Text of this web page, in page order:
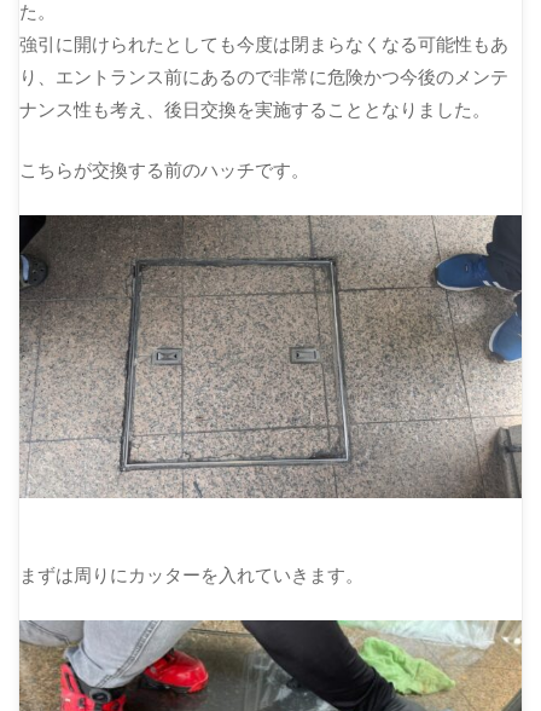
た。
強引に開けられたとしても今度は閉まらなくなる可能性もあ
り、エントランス前にあるので非常に危険かつ今後のメンテ
ナンス性も考え、後日交換を実施することとなりました。
こちらが交換する前のハッチです。
まずは周りにカッターを入れていきます。